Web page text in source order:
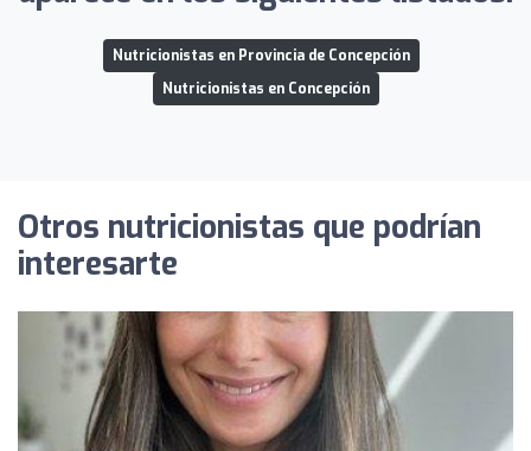
Nutricionistas en Provincia de Concepción
Nutricionistas en Concepción
Otros nutricionistas que podrían
interesarte